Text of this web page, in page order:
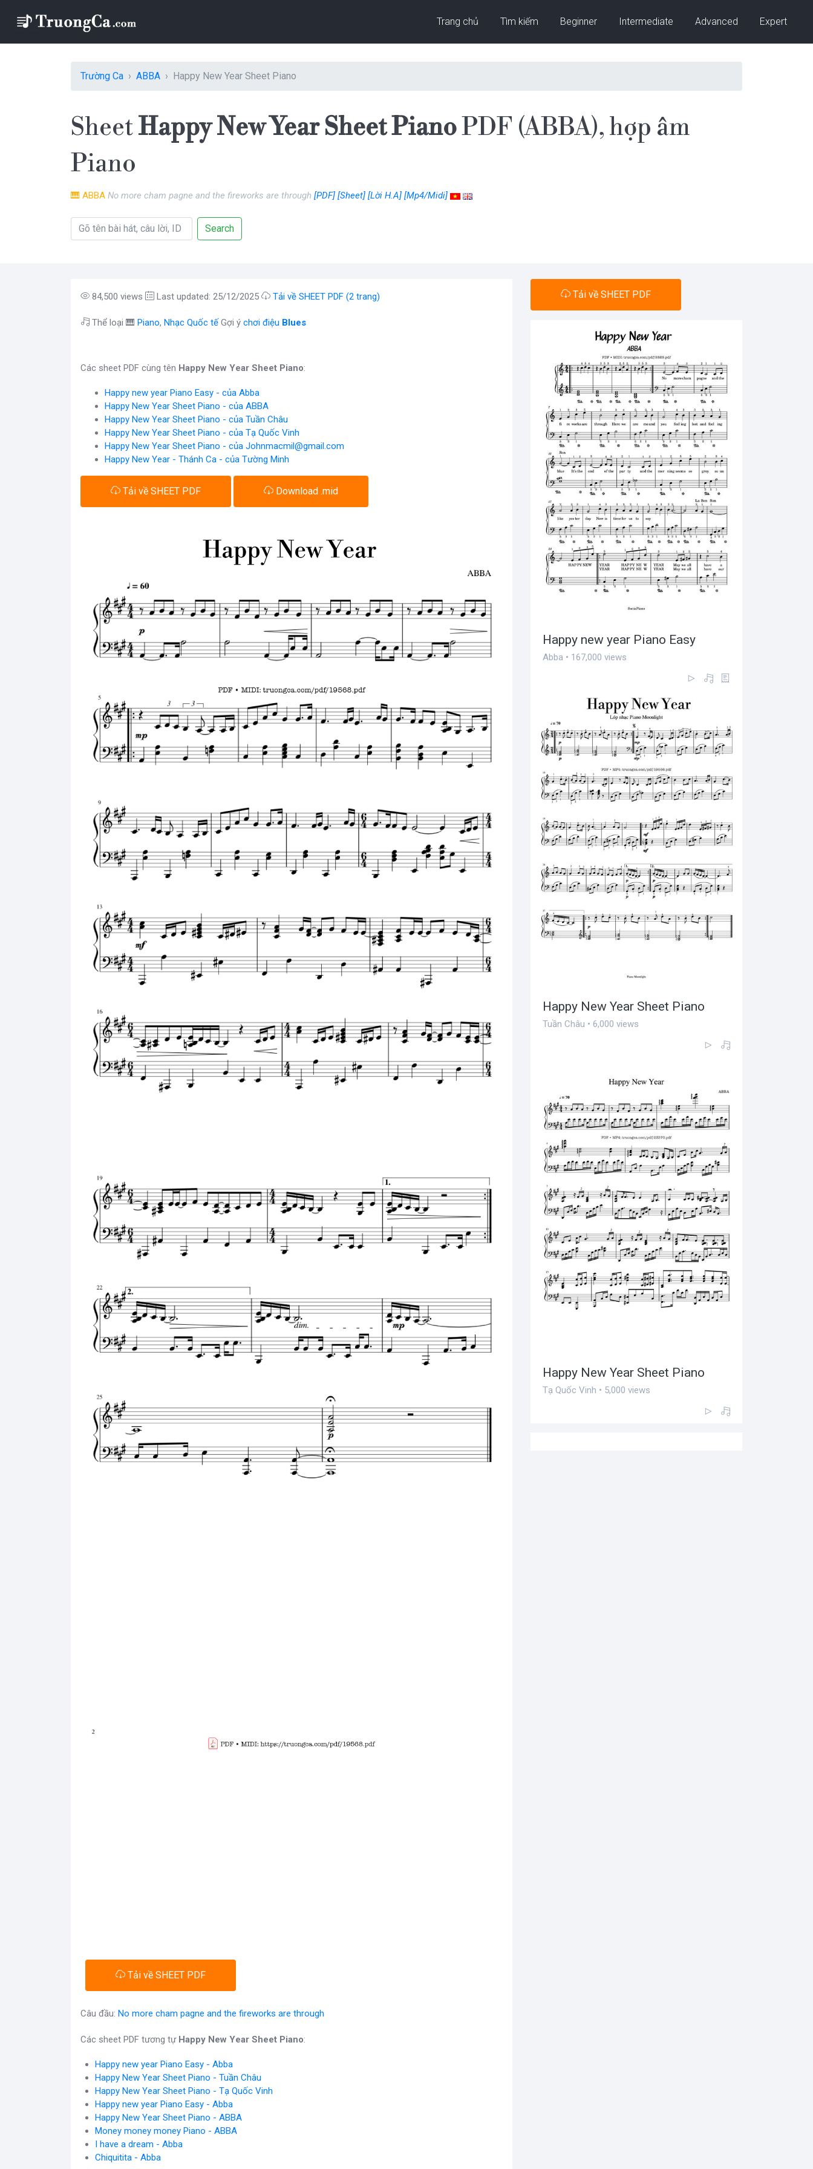
Trang chủ Tìm kiếm Beginner Intermediate Advanced Expert
Trường Ca ABBA Happy New Year Sheet Piano
SheetHappy New Year Sheet PianoPDF (ABBA), hợp âm
Piano
🎹 ABBA No more cham pagne and the fireworks are through [PDF] [Sheet] [Lời H.A] [Mp4/Midi]
Search
84,500 views Last updated: 25/12/2025 Tải về SHEET PDF (2 trang)
Thể loại 🎹 Piano, Nhạc Quốc tếGợi ý chơi điệu Blues
Các sheet PDF cùng tên Happy New Year Sheet Piano:
Happy new year Piano Easy - của Abba
Happy New Year Sheet Piano - của ABBA
Happy New Year Sheet Piano - của Tuần Châu
Happy New Year Sheet Piano - của Tạ Quốc Vinh
Happy New Year Sheet Piano - của Johnmacmil@gmail.com
Happy New Year - Thánh Ca - của Tường Minh
Tải về SHEET PDF Download .mid
Tải về SHEET PDF
Câu đầu: No more cham pagne and the fireworks are through
Các sheet PDF tương tự Happy New Year Sheet Piano:
Happy new year Piano Easy - Abba
Happy New Year Sheet Piano - Tuần Châu
Happy New Year Sheet Piano - Tạ Quốc Vinh
Happy new year Piano Easy - Abba
Happy New Year Sheet Piano - ABBA
Money money money Piano - ABBA
I have a dream - Abba
Chiquitita - Abba
Tải về SHEET PDF
Happy new year Piano Easy
Abba • 167,000 views
Happy New Year Sheet Piano
Tuần Châu • 6,000 views
Happy New Year Sheet Piano
Tạ Quốc Vinh • 5,000 views